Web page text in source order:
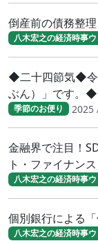
倒産前の債務整
八木宏之の経済時事
◆二十四節気◆令
ぶん）」です。◆
季節のお便り 2025
金融界で注目！
ト・ファイナン
八木宏之の経済時事
個別銀行による
八木宏之の経済時事